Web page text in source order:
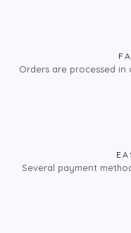
Orders are processed
Several payment